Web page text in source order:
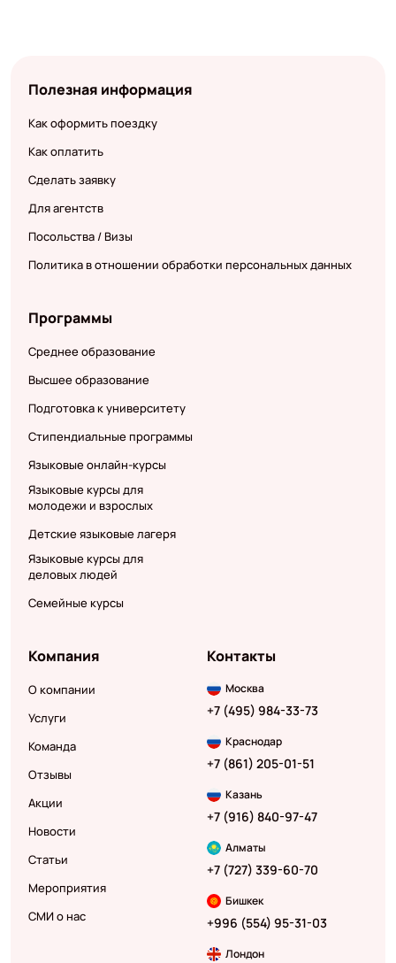
Полезная информация
Как оформить поездку
Как оплатить
Сделать заявку
Для агентств
Посольства / Визы
Политика в отношении обработки персональных данных
Программы
Среднее образование
Высшее образование
Подготовка к университету
Стипендиальные программы
Языковые онлайн-курсы
Языковые курсы для
молодежи и взрослых
Детские языковые лагеря
Языковые курсы для
деловых людей
Семейные курсы
Компания
О компании
Услуги
Команда
Отзывы
Акции
Новости
Статьи
Мероприятия
СМИ о нас
Контакты
Москва
+7 (495) 984-33-73
Краснодар
+7 (861) 205-01-51
Казань
+7 (916) 840-97-47
Алматы
+7 (727) 339-60-70
Бишкек
+996 (554) 95-31-03
Лондон